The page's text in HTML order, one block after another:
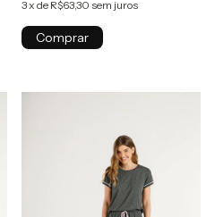
3x de R$63,30 sem juros
Comprar